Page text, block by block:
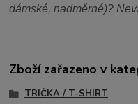
dámské, nadměrné)?
Zboží zařazeno v
TRIČKA / T-SHIRT